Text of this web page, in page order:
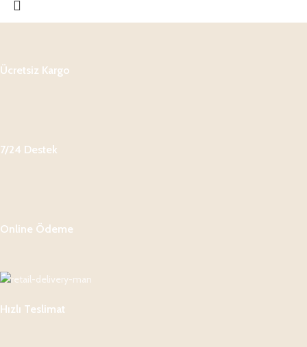
Ücretsiz Kargo
7/24 Destek
Online Ödeme
Hızlı Teslimat